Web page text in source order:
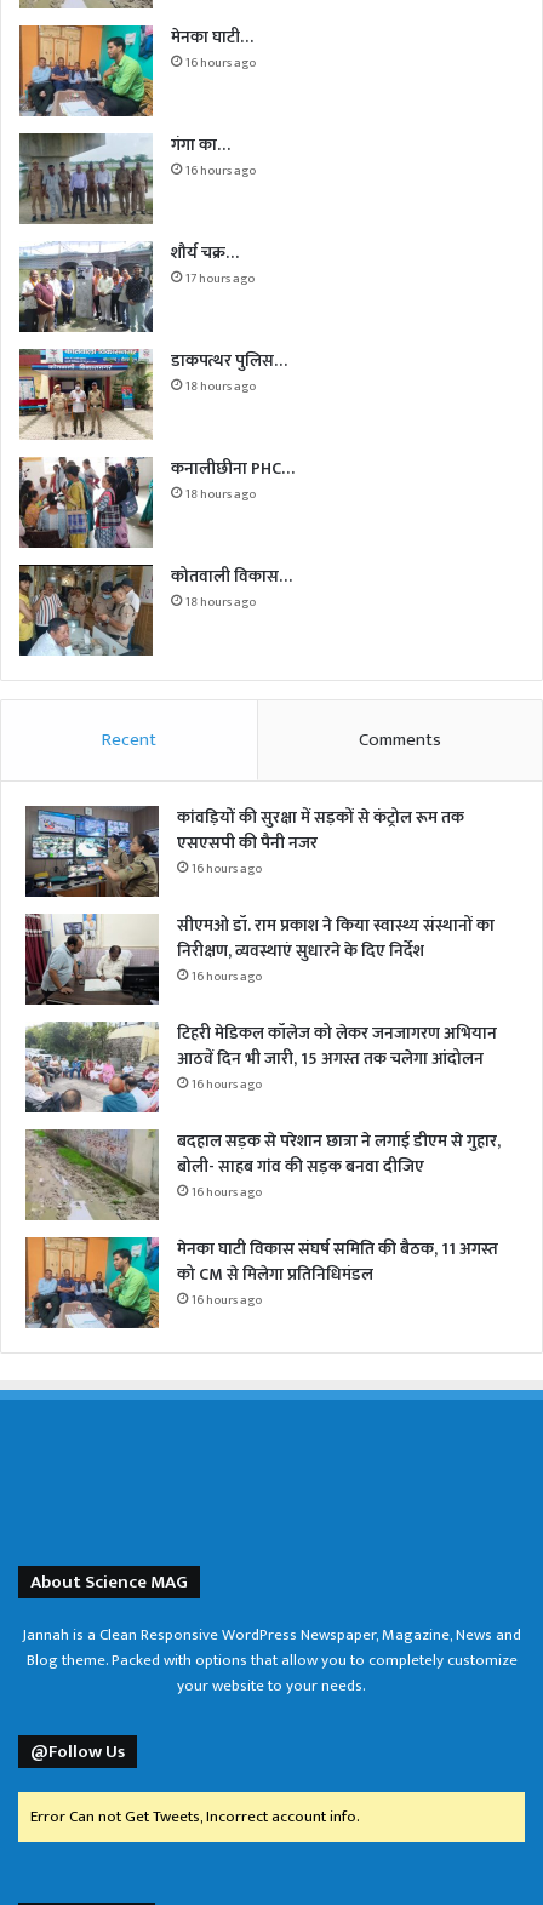
मेनका घाटी…
16 hours ago
गंगा का…
16 hours ago
शौर्य चक्र…
17 hours ago
डाकपत्थर पुलिस…
18 hours ago
कनालीछीना PHC…
18 hours ago
कोतवाली विकास…
18 hours ago
Recent Comments
कांवड़ियों की सुरक्षा में सड़कों से कंट्रोल रूम तक
एसएसपी की पैनी नजर
16 hours ago
सीएमओ डॉ. राम प्रकाश ने किया स्वास्थ्य संस्थानों का
निरीक्षण, व्यवस्थाएं सुधारने के दिए निर्देश
16 hours ago
टिहरी मेडिकल कॉलेज को लेकर जनजागरण अभियान
आठवें दिन भी जारी, 15 अगस्त तक चलेगा आंदोलन
16 hours ago
बदहाल सड़क से परेशान छात्रा ने लगाई डीएम से गुहार,
बोली- साहब गांव की सड़क बनवा दीजिए
16 hours ago
मेनका घाटी विकास संघर्ष समिति की बैठक, 11 अगस्त
को CM से मिलेगा प्रतिनिधिमंडल
16 hours ago
About Science MAG
Jannah is a Clean Responsive WordPress Newspaper, Magazine, News and
Blog theme. Packed with options that allow you to completely customize
your website to your needs.
@Follow Us
Error Can not Get Tweets, Incorrect account info.